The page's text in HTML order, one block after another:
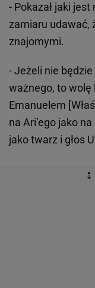
- Pokazał jaki
zamiaru udawać,
znajomymi.
- Jeżeli nie
ważnego, to wolę
Emanuelem
na Ari’ego jako
jako twarz i głos